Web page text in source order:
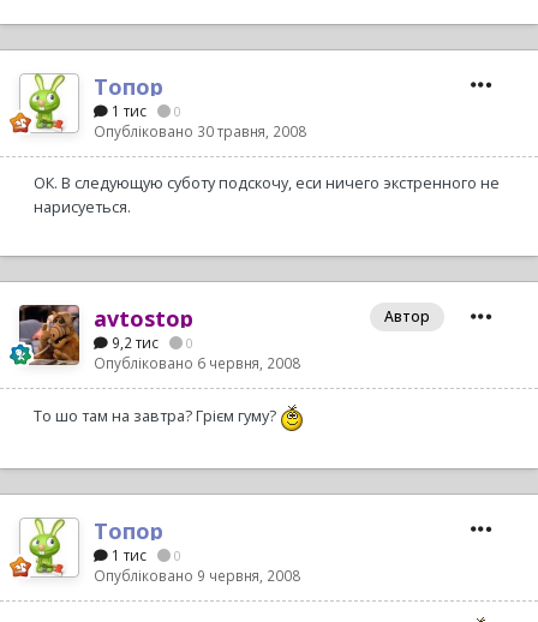
Топор
1 тис 0
Опубліковано 30 травня, 2008
ОК. В следующую суботу подскочу, еси ничего экстренного не
нарисуеться.
avtostop
9,2 тис 0
Опубліковано 6 червня, 2008
Автор
То шо там на завтра? Грієм гуму?
Топор
1 тис 0
Опубліковано 9 червня, 2008